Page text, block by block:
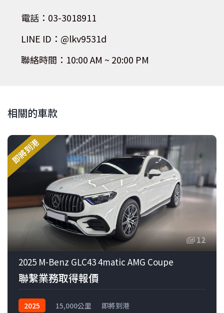
電話：03-3018911
LINE ID：@lkv9531d
聯絡時間：10:00 AM ~ 20:00 PM
相關的車款
即將到港
12
2025 M-Benz GLC43 4matic AMG Coupe
聯繫業務取得報價
2025 15,000公里 即將到港